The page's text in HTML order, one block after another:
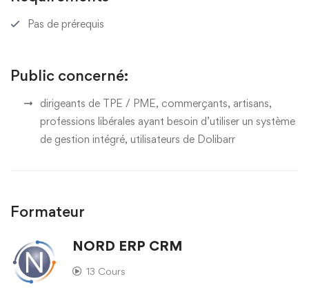
Pas de prérequis
Public concerné:
dirigeants de TPE / PME, commerçants, artisans,
professions libérales ayant besoin d’utiliser un système
de gestion intégré, utilisateurs de Dolibarr
Formateur
NORD ERP CRM
13 Cours